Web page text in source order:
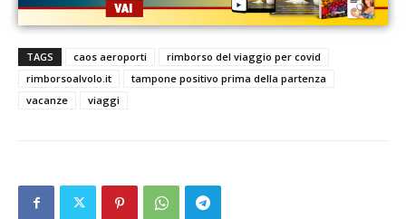
TAGS caos aeroporti
rimborso del viaggio per covid
rimborsoalvolo.it
tampone positivo prima della partenza
vacanze
viaggi